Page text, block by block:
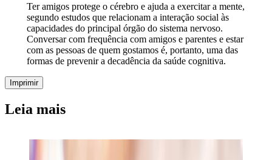
Ter amigos protege o cérebro e ajuda a exercitar a mente,
segundo estudos que relacionam a interação social às
capacidades do principal órgão do sistema nervoso.
Conversar com frequência com amigos e parentes e estar
com as pessoas de quem gostamos é, portanto, uma das
formas de prevenir a decadência da saúde cognitiva.
Imprimir
Leia mais